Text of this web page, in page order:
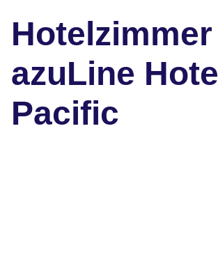
Hotelzimmer
azuLine Hotel
Pacific